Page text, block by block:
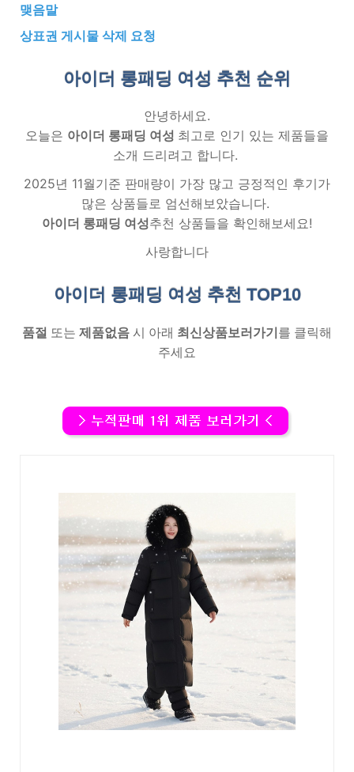
맺음말
상표권 게시물 삭제 요청
아이더 롱패딩 여성 추천 순위
안녕하세요.
오늘은 아이더 롱패딩 여성 최고로 인기 있는 제품들을
소개 드리려고 합니다.
2025년 11월기준 판매량이 가장 많고 긍정적인 후기가
많은 상품들로 엄선해보았습니다.
아이더 롱패딩 여성추천 상품들을 확인해보세요!
사랑합니다
아이더 롱패딩 여성 추천 TOP10
품절 또는 제품없음 시 아래 최신상품보러가기 를 클릭해
주세요